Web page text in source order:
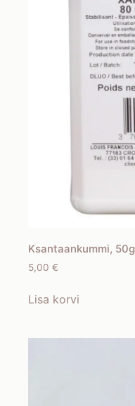
Ksantaankummi, 50g
5,00 €
Lisa korvi